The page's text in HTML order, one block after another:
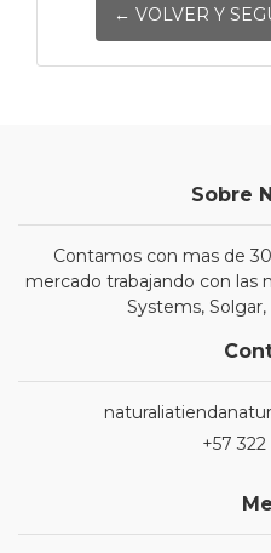
← VOLVER Y
Sobre
Contamos con mas de
mercado trabajando con las
Systems,
+57 322